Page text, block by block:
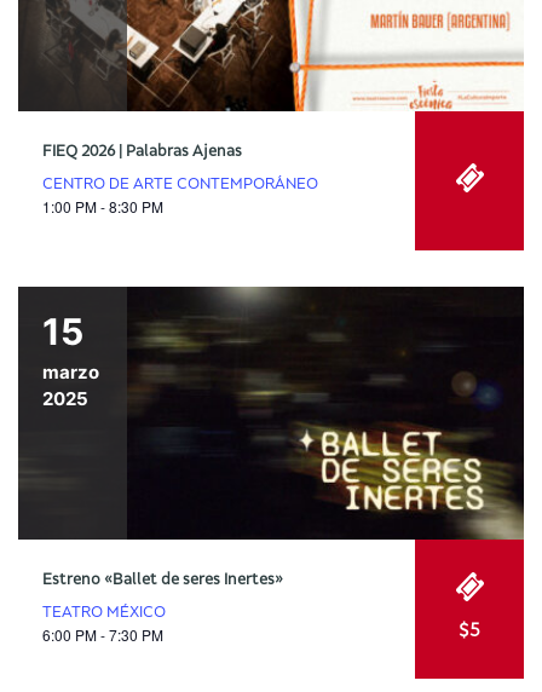
FIEQ 2026 | Palabras Ajenas
CENTRO DE ARTE CONTEMPORÁNEO
1:00 PM - 8:30 PM
15
marzo
2025
Estreno «Ballet de seres Inertes»
TEATRO MÉXICO
6:00 PM - 7:30 PM $5